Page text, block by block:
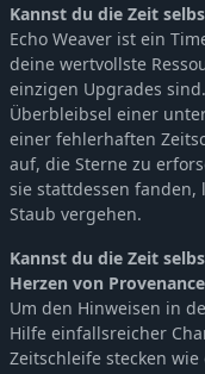
Kannst du die Zeit
Echo Weaver ist ein
deine wertvollste
einzigen Upgrades
Überbleibsel einer
einer fehlerhaften
auf, die Sterne zu
sie stattdessen fanden,
Staub vergehen.
Kannst du die Zeit
Herzen von
Um den Hinweisen in
Hilfe einfallsreicher
Zeitschleife stecken